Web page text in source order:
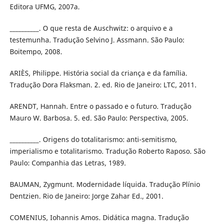
Editora UFMG, 2007a.
__________. O que resta de Auschwitz: o arquivo e a
testemunha. Tradução Selvino J. Assmann. São Paulo:
Boitempo, 2008.
ARIÈS, Philippe. História social da criança e da família.
Tradução Dora Flaksman. 2. ed. Rio de Janeiro: LTC, 2011.
ARENDT, Hannah. Entre o passado e o futuro. Tradução
Mauro W. Barbosa. 5. ed. São Paulo: Perspectiva, 2005.
__________. Origens do totalitarismo: anti-semitismo,
imperialismo e totalitarismo. Tradução Roberto Raposo. São
Paulo: Companhia das Letras, 1989.
BAUMAN, Zygmunt. Modernidade líquida. Tradução Plínio
Dentzien. Rio de Janeiro: Jorge Zahar Ed., 2001.
COMENIUS, Iohannis Amos. Didática magna. Tradução